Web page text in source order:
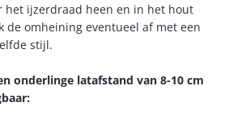
het ijzerdraad heen en in het hout
de omheining eventueel af met een
stijl.
onderlinge latafstand van 8-10 cm